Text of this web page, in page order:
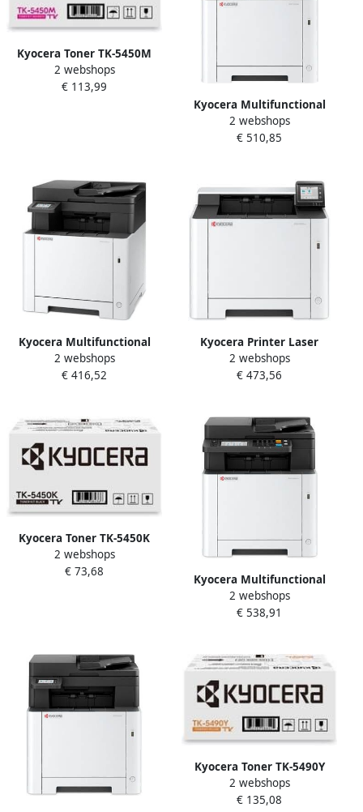
Kyocera Toner TK-5450M
rood
2 webshops
€ 113,99
Kyocera Multifunctional
Laser printer Ecosys
MA2600CFX
2 webshops
€ 510,85
Kyocera Multifunctional
Laser printer Ecosys
MA2101CWFX 5GHZ
2 webshops
€ 416,52
Kyocera Printer Laser
Ecosys PA2600CWX 5GHZ
2 webshops
€ 473,56
Kyocera Toner TK-5450K
zwart
2 webshops
€ 73,68
Kyocera Multifunctional
Laser printer Ecosys
MA2600CWFX 5GHZ
2 webshops
€ 538,91
Kyocera Toner TK-5490Y
geel
2 webshops
€ 135,08